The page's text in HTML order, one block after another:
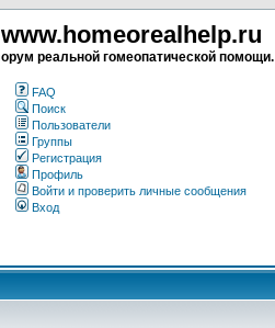
www.homeorealhelp.ru
реальной гомеопатической помощи.
FAQ
Поиск
Пользователи
Группы
Регистрация
Профиль
Войти и проверить личные сообщения
Вход